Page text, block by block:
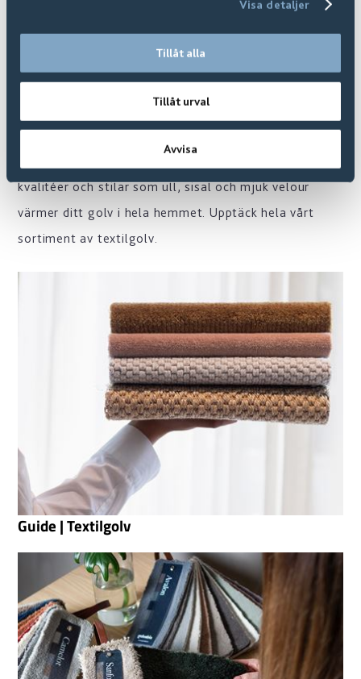
Visa detaljer
Tillåt alla
Tillåt urval
Avvisa
TEXTILGOLV
Mjuka golv i form av en heltäckningsmatta eller en
kvalitéer och stilar som ull, sisal och mjuk velour
värmer ditt golv i hela hemmet. Upptäck hela vårt
sortiment av textilgolv.
Guide | Textilgolv